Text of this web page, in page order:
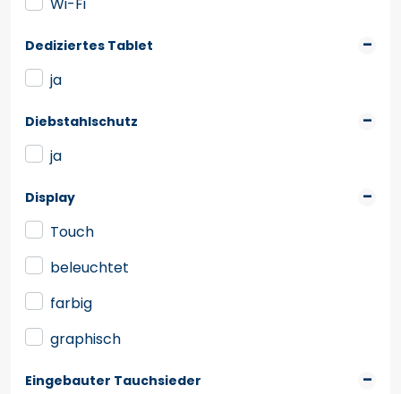
Dediziertes Tablet
ja
Diebstahlschutz
ja
Display
Touch
beleuchtet
farbig
graphisch
Eingebauter Tauchsieder